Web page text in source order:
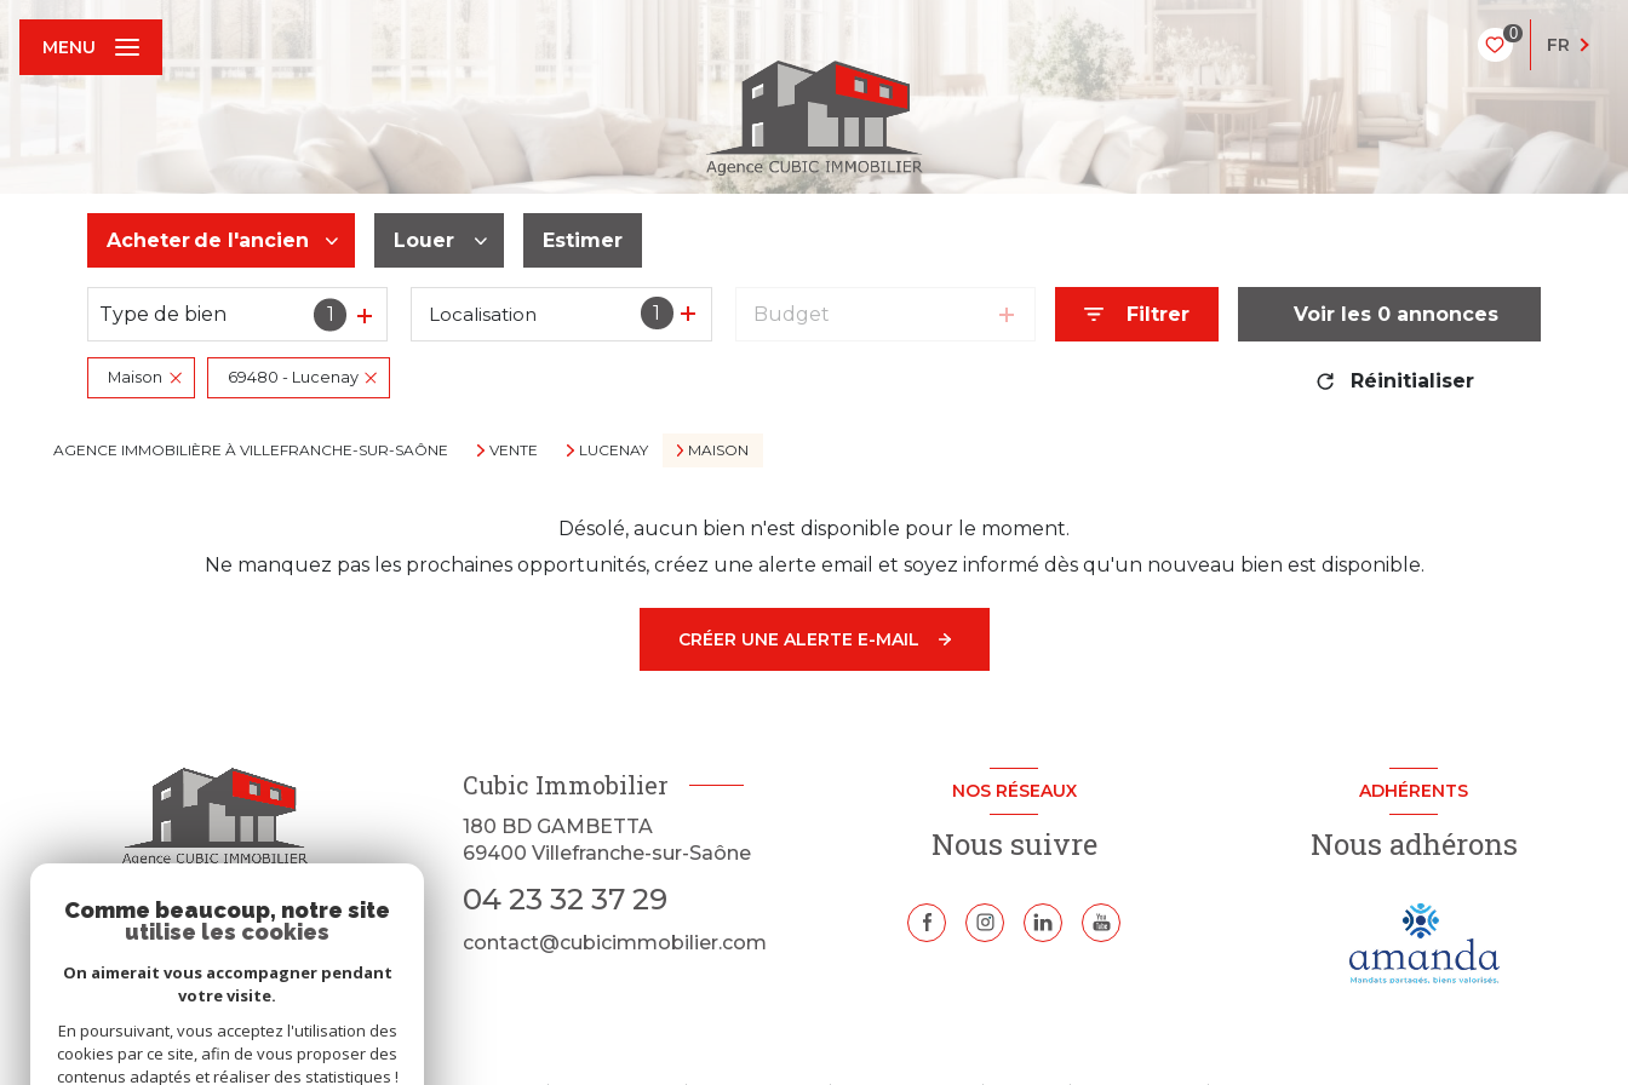
0
FR
MENU
Acheter de l'ancien
De l'ancien
Louer
à l'année
Estimer
Type de bien 1 1
Localisation Budget Filtrer Voir les 0annonces
Maison 69480 - Lucenay Réinitialiser
AGENCE IMMOBILIÈRE À VILLEFRANCHE-SUR-SAÔNE VENTE LUCENAY MAISON
Désolé, aucun bien n'est disponible pour le moment.
Ne manquez pas les prochaines opportunités, créez une alerte email et soyez informé dès qu'un nouveau bien est disponible.
CRÉER UNE ALERTE E-MAIL
Cubic Immobilier
180 BD GAMBETTA
69400 Villefranche-sur-Saône
04 23 32 37 29
contact@cubicimmobilier.com
NOS RÉSEAUX
Nous suivre
ADHÉRENTS
Nous adhérons
Comme beaucoup, notre site
utilise les cookies
On aimerait vous accompagner pendant
votre visite.
En poursuivant, vous acceptez l'utilisation des
cookies par ce site, afin de vous proposer des
contenus adaptés et réaliser des statistiques !